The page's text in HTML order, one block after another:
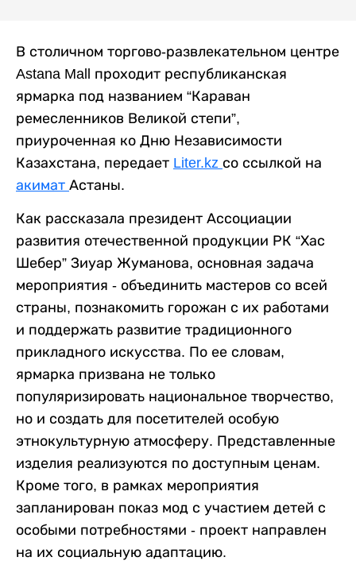
В столичном торгово-развлекательном центре
Astana Mall проходит республиканская
ярмарка под названием “Караван
ремесленников Великой степи”,
приуроченная ко Дню Независимости
Казахстана, передает Liter.kz со ссылкой на
акимат Астаны.
Как рассказала президент Ассоциации
развития отечественной продукции РК “Хас
Шебер” Зиуар Жуманова, основная задача
мероприятия - объединить мастеров со всей
страны, познакомить горожан с их работами
и поддержать развитие традиционного
прикладного искусства. По ее словам,
ярмарка призвана не только
популяризировать национальное творчество,
но и создать для посетителей особую
этнокультурную атмосферу. Представленные
изделия реализуются по доступным ценам.
Кроме того, в рамках мероприятия
запланирован показ мод с участием детей с
особыми потребностями - проект направлен
на их социальную адаптацию.